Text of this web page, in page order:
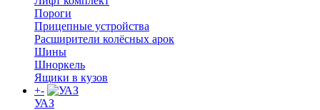
Пороги
Прицепные устройства
Расширители колёсных арок
Шины
Шноркель
Ящики в кузов
+-
УАЗ